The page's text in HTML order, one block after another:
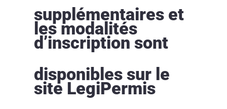
supplémentaires et
les modalités
d’inscription sont
disponibles sur le
site LegiPermis